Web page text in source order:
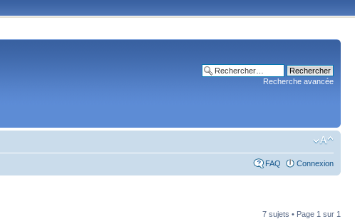
Recherche avancée
FAQ Connexion
7 sujets • Page 1 sur 1